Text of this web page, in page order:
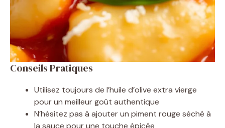
Conseils Pratiques
Utilisez toujours de l’huile d’olive extra vierge
pour un meilleur goût authentique
N’hésitez pas à ajouter un piment rouge séché à
la sauce pour une touche épicée